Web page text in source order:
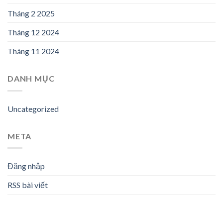
Tháng 2 2025
Tháng 12 2024
Tháng 11 2024
DANH MỤC
Uncategorized
META
Đăng nhập
RSS bài viết